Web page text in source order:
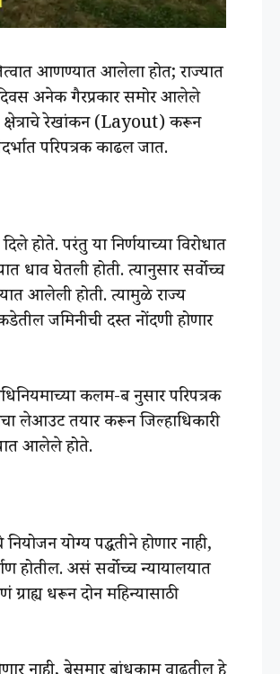
आणण्यात आलेला होत; राज्यात
अनेक गैरप्रकार समोर आलेले
क्षेत्राचे रेखांकन (Layout) करून
परिपत्रक काढल जात.
होते. परंतु या निर्णयाच्या विरोधात
धाव घेतली होती. त्यानुसार सर्वोच्च
आलेली होती. त्यामुळे राज्य
जमिनीची दस्त नोंदणी होणार
कलम-ब नुसार परिपत्रक
लेआउट तयार करून जिल्हाधिकारी
आलेले होते.
योग्य पद्धतीने होणार नाही,
होतील. असं सर्वोच्च न्यायालयात
धरून दोन महिन्यासाठी